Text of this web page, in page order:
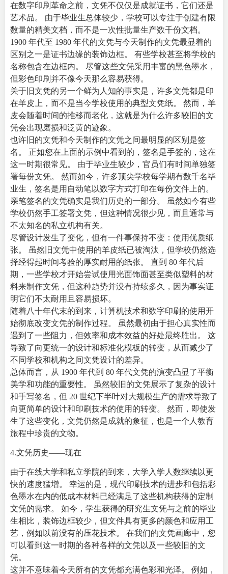
在数字印刷革命之前，文凭不仅仅是成就证书，它们还是
艺术品。 由于毕业生总体较少，学校可以专注于创建有限
数量的精美文档，而不是一次性批量生产数千份文档。
1900 年代至 1980 年代的文凭与今天制作的文凭最显着的
区别之一是证书边缘的装饰边框。 有些学校甚至将学校的
名称包含在边框内。 尽管这些文凭采用丰富的黑色墨水，
但彩色印刷并不像今天那么容易获得。
关于旧文凭的另一个鲜为人知的事实是，许多文凭都是印
在羊皮上，而不是当今学校使用的典型文凭纸。 然而，羊
皮会随着时间的推移而老化，这就是为什么许多较旧的文
凭会出现磨损和泛黄的迹象。
也许旧的文凭和今天制作的文凭之间最明显的区别是签
名。 正如您在上面的示例中看到的，签名是手签的，这在
这一时期很常见。 由于毕业生较少，官员们有时间单独签
署每份文凭。 然而如今，许多顶尖学校每学期有数千名毕
业生，签名是用自动笔以数字方式打印在每份文件上的。
亲笔签名的文凭确实是我们历史的一部分。 虽然如今有些
学校仍然手工签署文凭，但这种情况很少见，而且通常与
不太知名的私立机构有关。
尽管设计发生了变化，但有一件事保持不变：使用优质纸
张。 虽然旧文凭中使用的羊皮纸已被淘汰，但学校仍然选
择经得起时间考验的厚实耐用的纸张。 直到 80 年代后
期，一些学校才开始尝试使用光面饰面甚至类似塑料的材
料来制作文凭，但这种趋势并没有持续多久，因为事实证
明它们不太耐用且容易损坏。
随着八十年代末的到来，计算机技术和数字印刷的使用开
始彻底改变文凭的制作过程。 虽然最初由于担心真实性而
遇到了一些阻力，但效率和成本效益的好处最终胜出。 这
导致了向更统一的设计和标准化模板的转变，从而减少了
不同学校和机构之间文凭设计的差异。
总体而言，从 1900 年代到 80 年代文凭的演变凸显了平衡
美学和功能的重要性。 虽然较旧的文凭展示了复杂的设计
和手写签名，但 20 世纪下半叶对大规模生产的需求导致了
向更简单的设计和印刷技术的使用的转变。 然而，即使发
生了这些变化，文凭仍然是成就的象征，也是一个人教育
旅程中珍贵的文物。
4.文凭历史——现在
由于在线大学和私立学院的到来，大学入学人数继续以更
快的速度猛增。 幸运的是，现代印刷技术的进步和包括彩
色墨水在内的低成本材料已经满足了这些机构获得的定制
文凭的需求。 如今，学生获得的研究生文凭与之前的毕业
生相比，装饰边框较少，但文件具有更多的颜色和应用工
艺，例如以前没有的压花技术。 在我们的文凭画廊中，您
可以看到这一时期的各种各样的文凭以及一些较旧的文
凭。
这并不意味着今天所有的文凭都充满色彩和光泽。 例如，